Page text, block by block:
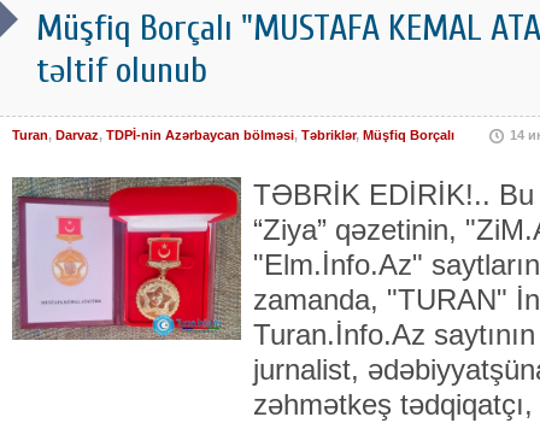
Müşfiq Borçalı "MUSTAFA KEMAL
təltif olunub
Turan, Darvaz, TDPİ-nin Azərbaycan bölməsi, Təbriklər, Müşfiq Borçalı 14
TƏBRİK EDİRİK!..
“Ziya” qəzetinin,
"Elm.İnfo.Az"
zamanda, "TURAN"
Turan.İnfo.Az
jurnalist,
zəhmətkeş